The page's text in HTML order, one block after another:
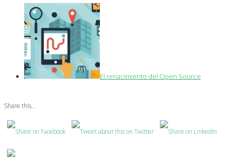
El renacimiento del Open Source
Share this...